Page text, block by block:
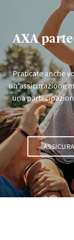
AXA
Praticate anche
un’assicurazione
una